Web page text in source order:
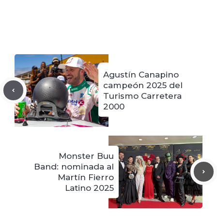
Agustín Canapino
campeón 2025 del
Turismo Carretera
2000
Monster Buu
Band: nominada al
Martín Fierro
Latino 2025